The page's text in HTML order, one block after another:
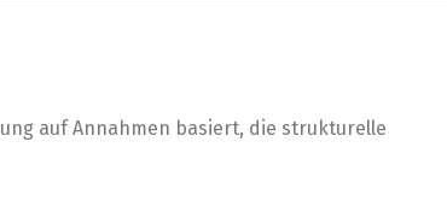
auf Annahmen basiert, die strukturelle